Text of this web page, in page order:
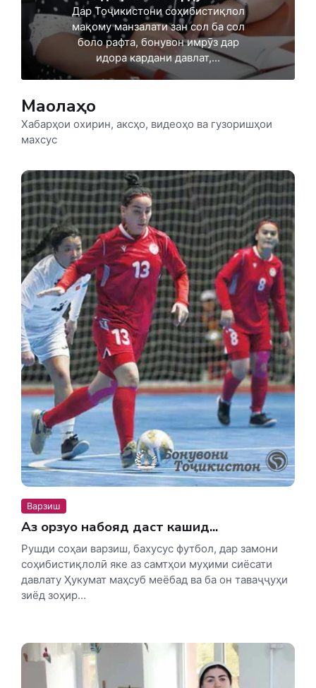
Дар Тоҷикистони соҳибистиқлол
мақому манзалати зан сол ба сол
боло рафта, бонувон имрӯз дар
идора кардани давлат,...
Мақолаҳо
Хабарҳои охирин, аксҳо, видеоҳо ва гузоришҳои
махсус
Варзиш
Аз орзуҳо набояд даст кашид...
Рушди соҳаи варзиш, бахусус футбол, дар замони
соҳибистиқлолӣ яке аз самтҳои муҳими сиёсати
давлату Ҳукумат маҳсуб меёбад ва ба он таваҷҷуҳи
зиёд зоҳир...